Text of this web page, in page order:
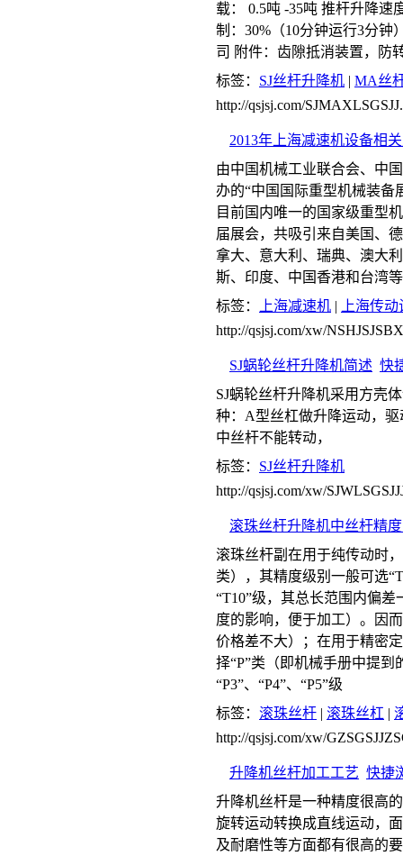
载： 0.5吨 -35吨 推杆升降速
制：30%（10分钟运行3分钟
司 附件：齿隙抵消装置，防
标签： SJ丝杆升降机 | MA丝
http://qsjsj.com/
2013年上海减速机设备相
由中国机械工业联合会、中
办的“中国国际重型机械装备
目前国内唯一的国家级重型
届展会，共吸引来自美国、
拿大、意大利、瑞典、澳大
斯、印度、中国香港和台湾
标签：
上海减速机 |
上海传
http://qsjsj.com/xw/
SJ蜗轮丝杆升降机简述 快
SJ蜗轮丝杆升降机采用方壳
种：A型丝杠做升降运动，
中丝杆不能转动，
标签： SJ丝杆升降机
http://qsjsj.com/xw/
滚珠丝杆升降机中丝杆精
滚珠丝杆副在用于纯传动时
类），其精度级别一般可选
“T10”级，其总长范围内偏
度的影响，便于加工）。因
价格差不大）；在用于精密
择“P”类（即机械手册中提到
“P3”、“P4”、“P5”级
标签： 滚珠丝杆 | 滚珠丝杠 |
http://qsjsj.com/xw/
升降机丝杆加工工艺 快捷
升降机丝杆是一种精度很高
旋转运动转换成直线运动，
及耐磨性等方面都有很高的